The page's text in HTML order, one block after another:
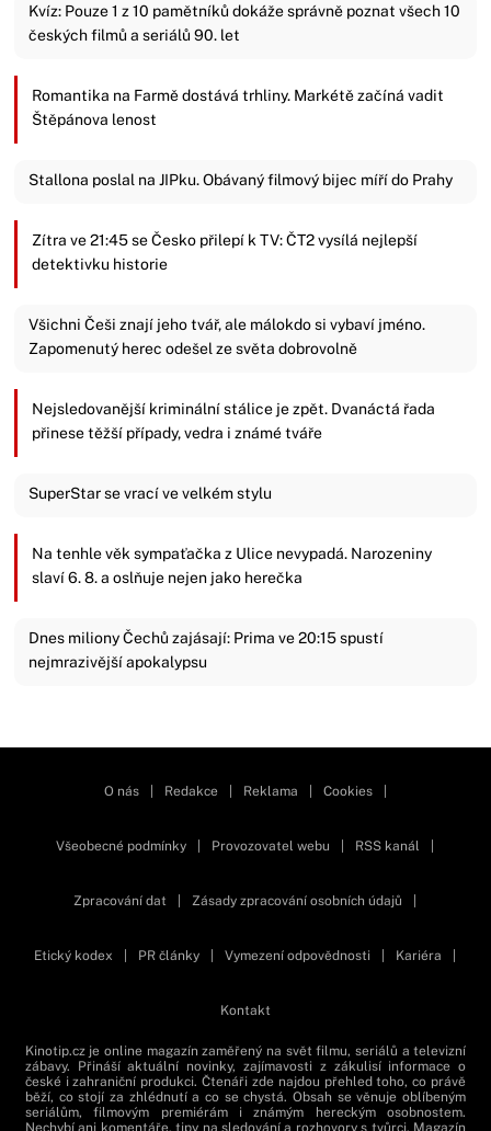
Kvíz: Pouze 1 z 10 pamětníků dokáže správně poznat všech 10
českých filmů a seriálů 90. let
Romantika na Farmě dostává trhliny. Markétě začíná vadit
Štěpánova lenost
Stallona poslal na JIPku. Obávaný filmový bijec míří do Prahy
Zítra ve 21:45 se Česko přilepí k TV: ČT2 vysílá nejlepší
detektivku historie
Všichni Češi znají jeho tvář, ale málokdo si vybaví jméno.
Zapomenutý herec odešel ze světa dobrovolně
Nejsledovanější kriminální stálice je zpět. Dvanáctá řada
přinese těžší případy, vedra i známé tváře
SuperStar se vrací ve velkém stylu
Na tenhle věk sympaťačka z Ulice nevypadá. Narozeniny
slaví 6. 8. a oslňuje nejen jako herečka
Dnes miliony Čechů zajásají: Prima ve 20:15 spustí
nejmrazivější apokalypsu
O nás Redakce Reklama Cookies
Všeobecné podmínky Provozovatel webu RSS kanál
Zpracování dat Zásady zpracování osobních údajů
Etický kodex PR články Vymezení odpovědnosti Kariéra
Kontakt
Kinotip.cz je online magazín zaměřený na svět filmu, seriálů a televizní
zábavy. Přináší aktuální novinky, zajímavosti z zákulisí informace o
české i zahraniční produkci. Čtenáři zde najdou přehled toho, co právě
běží, co stojí za zhlédnutí a co se chystá. Obsah se věnuje oblíbeným
seriálům, filmovým premiérám i známým hereckým osobnostem.
Nechybí ani komentáře, tipy na sledování a rozhovory s tvůrci. Magazín